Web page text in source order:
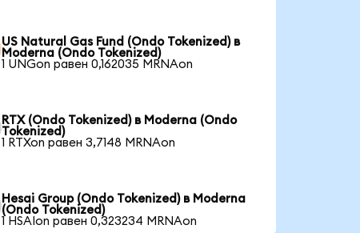
US Natural Gas Fund (Ondo Tokenized) в
Moderna (Ondo Tokenized)
1 UNGon равен 0,162035 MRNAon
RTX (Ondo Tokenized) в Moderna (Ondo
Tokenized)
1 RTXon равен 3,7148 MRNAon
Hesai Group (Ondo Tokenized) в Moderna
(Ondo Tokenized)
1 HSAIon равен 0,323234 MRNAon